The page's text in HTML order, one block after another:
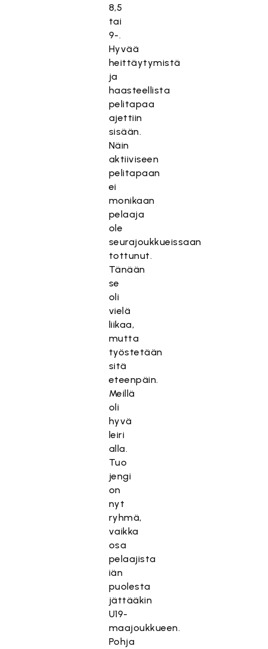
8,5
tai
9-.
Hyvää
heittäytymistä
ja
haasteellista
pelitapaa
ajettiin
sisään.
Näin
aktiiviseen
pelitapaan
ei
monikaan
pelaaja
ole
seurajoukkueissaan
tottunut.
Tänään
se
oli
vielä
liikaa,
mutta
työstetään
sitä
eteenpäin.
Meillä
oli
hyvä
leiri
alla.
Tuo
jengi
on
nyt
ryhmä,
vaikka
osa
pelaajista
iän
puolesta
jättääkin
U19-
maajoukkueen.
Pohja